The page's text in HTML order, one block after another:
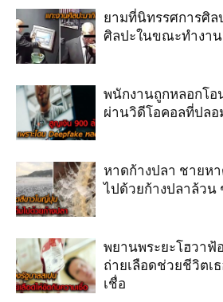
ยามที่นิทรรศการศิ
ศิลปะในขณะทำงาน
พนักงานถูกหลอกโอ
ผ่านวิดีโอคอลที่ปล
หาดก้างปลา ชายห
ไปด้วยก้างปลาล้วน
พยานพระยะโฮวาฟ้
ถ่ายเลือดช่วยชีวิตเ
เชื่อ